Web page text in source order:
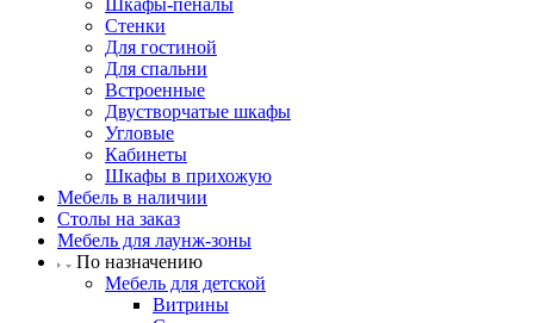
Шкафы-пеналы
Стенки
Для гостиной
Для спальни
Встроенные
Двустворчатые шкафы
Угловые
Кабинеты
Шкафы в прихожую
Мебель в наличии
Столы на заказ
Мебель для лаунж-зоны
По назначению
Мебель для детской
Витрины